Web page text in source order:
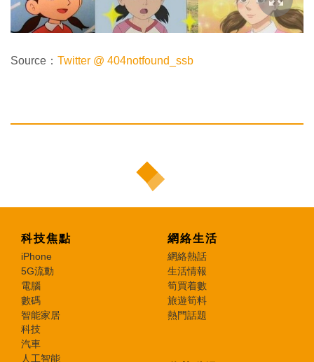
Source： Twitter @ 404notfound_ssb
科技焦點
iPhone
5G流動
電腦
數碼
智能家居
科技
汽車
人工智能
網絡生活
網絡熱話
生活情報
筍買着數
旅遊筍料
熱門話題